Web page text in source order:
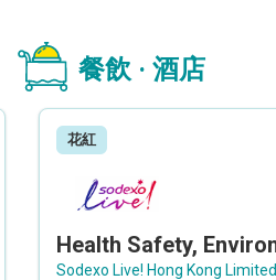
餐飲 · 酒店
花紅
Sodexo Live! Hong Kong Limited